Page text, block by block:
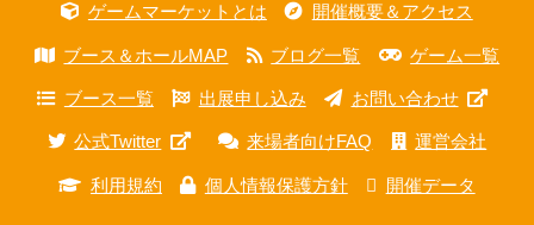
ゲームマーケットとは 開催概要＆アクセス
ブース＆ホールMAP ブログ一覧 ゲーム一覧
ブース一覧 出展申し込み お問い合わせ
公式Twitter 来場者向けFAQ 運営会社
利用規約 個人情報保護方針 開催データ